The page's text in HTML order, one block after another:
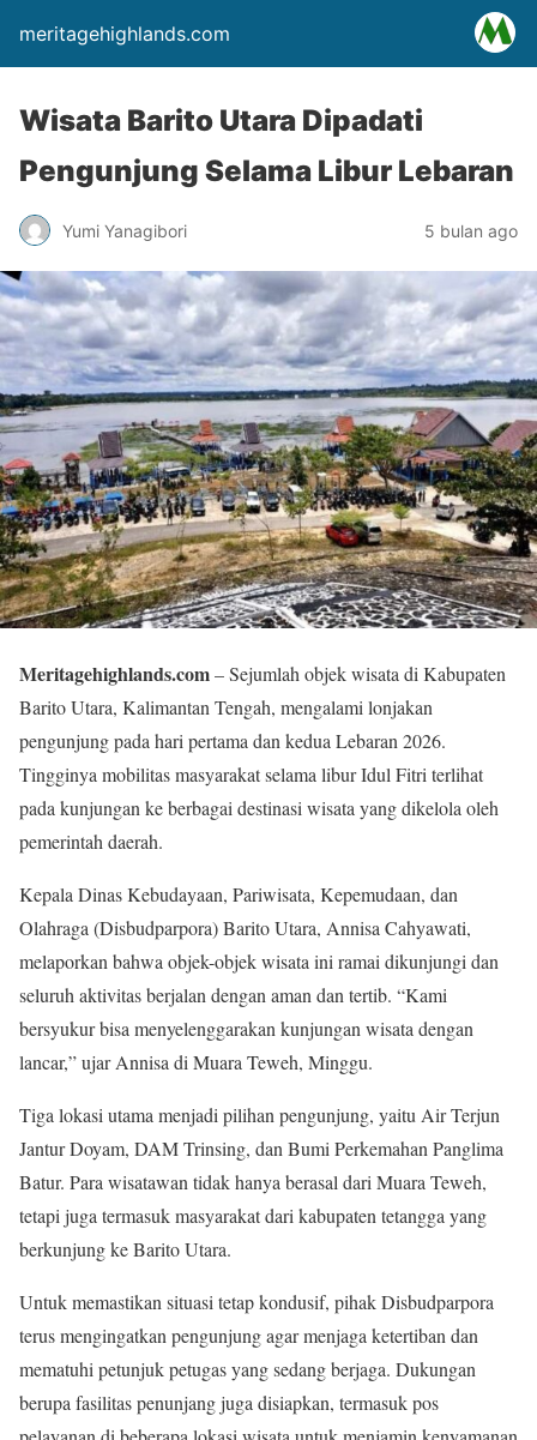
meritagehighlands.com
Wisata Barito Utara Dipadati
Pengunjung Selama Libur Lebaran
Yumi Yanagibori 5 bulan ago
Meritagehighlands.com– Sejumlah objek wisata di Kabupaten
Barito Utara, Kalimantan Tengah, mengalami lonjakan
pengunjung pada hari pertama dan kedua Lebaran 2026.
Tingginya mobilitas masyarakat selama libur Idul Fitri terlihat
pada kunjungan ke berbagai destinasi wisata yang dikelola oleh
pemerintah daerah.
Kepala Dinas Kebudayaan, Pariwisata, Kepemudaan, dan
Olahraga (Disbudparpora) Barito Utara, Annisa Cahyawati,
melaporkan bahwa objek-objek wisata ini ramai dikunjungi dan
seluruh aktivitas berjalan dengan aman dan tertib. “Kami
bersyukur bisa menyelenggarakan kunjungan wisata dengan
lancar,” ujar Annisa di Muara Teweh, Minggu.
Tiga lokasi utama menjadi pilihan pengunjung, yaitu Air Terjun
Jantur Doyam, DAM Trinsing, dan Bumi Perkemahan Panglima
Batur. Para wisatawan tidak hanya berasal dari Muara Teweh,
tetapi juga termasuk masyarakat dari kabupaten tetangga yang
berkunjung ke Barito Utara.
Untuk memastikan situasi tetap kondusif, pihak Disbudparpora
terus mengingatkan pengunjung agar menjaga ketertiban dan
mematuhi petunjuk petugas yang sedang berjaga. Dukungan
berupa fasilitas penunjang juga disiapkan, termasuk pos